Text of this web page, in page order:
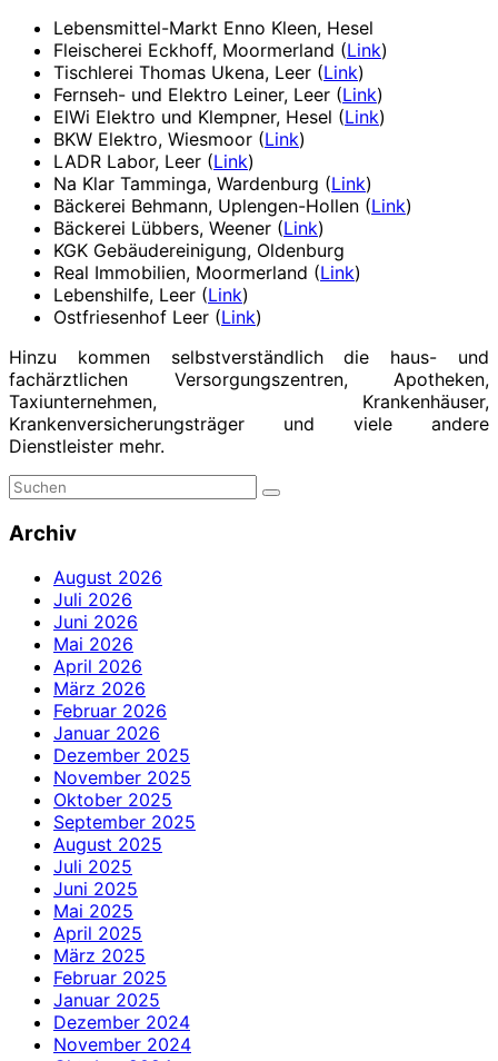
Lebensmittel-Markt Enno Kleen, Hesel
Fleischerei Eckhoff, Moormerland (Link)
Tischlerei Thomas Ukena, Leer (Link)
Fernseh- und Elektro Leiner, Leer (Link)
ElWi Elektro und Klempner, Hesel (Link)
BKW Elektro, Wiesmoor (Link)
LADR Labor, Leer (Link)
Na Klar Tamminga, Wardenburg (Link)
Bäckerei Behmann, Uplengen-Hollen (Link)
Bäckerei Lübbers, Weener (Link)
KGK Gebäudereinigung, Oldenburg
Real Immobilien, Moormerland (Link)
Lebenshilfe, Leer (Link)
Ostfriesenhof Leer (Link)
Hinzu kommen selbstverständlich die haus- und
fachärztlichen Versorgungszentren, Apotheken,
Taxiunternehmen, Krankenhäuser,
Krankenversicherungsträger und viele andere
Dienstleister mehr.
Archiv
August 2026
Juli 2026
Juni 2026
Mai 2026
April 2026
März 2026
Februar 2026
Januar 2026
Dezember 2025
November 2025
Oktober 2025
September 2025
August 2025
Juli 2025
Juni 2025
Mai 2025
April 2025
März 2025
Februar 2025
Januar 2025
Dezember 2024
November 2024